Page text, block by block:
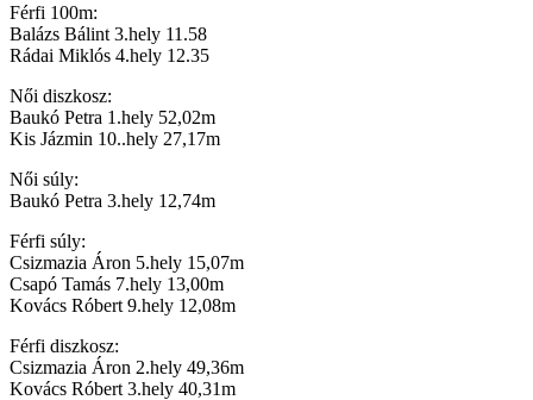
Férfi 100m:
Balázs Bálint 3.hely 11.58
Rádai Miklós 4.hely 12.35
Női diszkosz:
Baukó Petra 1.hely 52,02m
Kis Jázmin 10..hely 27,17m
Női súly:
Baukó Petra 3.hely 12,74m
Férfi súly:
Csizmazia Áron 5.hely 15,07m
Csapó Tamás 7.hely 13,00m
Kovács Róbert 9.hely 12,08m
Férfi diszkosz:
Csizmazia Áron 2.hely 49,36m
Kovács Róbert 3.hely 40,31m